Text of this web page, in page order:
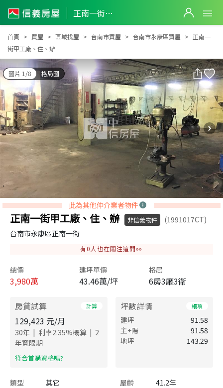
正南一街甲工廠、住、辦
正南一街甲工廠、住、辦
首頁 買屋 區域找屋 台南市買屋 台南市永康區買屋
正南一
街甲工廠、住、辦
圖片 1/8 格局圖
此為其他仲介業者物件
正南一街甲工廠、住、辦 非信義物件
(1991017CT)
台南市永康區正南一街
有0 人也在關注這間👀
總價
3,980萬
建坪單價
43.46萬/坪
格局
6房3廳3衛
房貸試算 計算
129,423 元/月
30年 | 利率2.35%概算 | 2
年寬限期
​符合首購資格嗎?
坪數詳情 細項
建坪
91.58
主+陽
91.58
地坪
143.29
類型 其它 屋齡
41.2年